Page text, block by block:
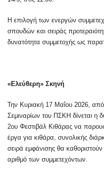
Η επιλογή των ενεργών
σπουδών και σειράς
δυνατότητα συμμετοχής ως
«Ελεύθερη» Σκηνή
Την Κυριακή 17 Μαΐου 2026, από
Σεμιναρίων του ΠΣΚΗ δίνεται η
2ου Φεστιβάλ Κιθάρας να
έργα για κιθάρα, συνολικής
σειρά εμφάνισης θα
αριθμό των συμμετεχόντων.